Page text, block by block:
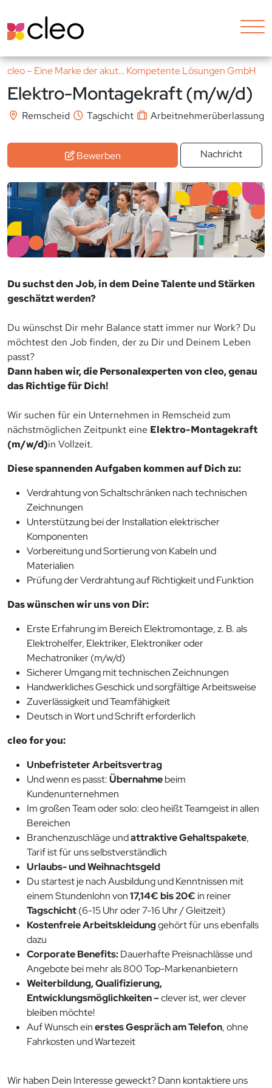
cleo – Eine Marke der akut… Kompetente Lösungen GmbH
Elektro-Montagekraft (m/w/d)
Remscheid Tagschicht Arbeitnehmerüberlassung
Bewerben Nachricht
Du suchst den Job, in dem Deine Talente und Stärken
geschätzt werden?
Du wünschst Dir mehr Balance statt immer nur Work? Du
möchtest den Job finden, der zu Dir und Deinem Leben
passt?
Dann haben wir, die Personalexperten von cleo, genau
das Richtige für Dich!
Wir suchen für ein Unternehmen in Remscheid zum
nächstmöglichen Zeitpunkt eine Elektro-Montagekraft
(m/w/d)in Vollzeit.
Diese spannenden Aufgaben kommen auf Dich zu:
Verdrahtung von Schaltschränken nach technischen
Zeichnungen
Unterstützung bei der Installation elektrischer
Komponenten
Vorbereitung und Sortierung von Kabeln und
Materialien
Prüfung der Verdrahtung auf Richtigkeit und Funktion
Das wünschen wir uns von Dir:
Erste Erfahrung im Bereich Elektromontage, z. B. als
Elektrohelfer, Elektriker, Elektroniker oder
Mechatroniker (m/w/d)
Sicherer Umgang mit technischen Zeichnungen
Handwerkliches Geschick und sorgfältige Arbeitsweise
Zuverlässigkeit und Teamfähigkeit
Deutsch in Wort und Schrift erforderlich
cleo for you:
Unbefristeter Arbeitsvertrag
Und wenn es passt:Übernahmebeim
Kundenunternehmen
Im großen Team oder solo: cleo heißt Teamgeist in allen
Bereichen
Branchenzuschläge undattraktive Gehaltspakete,
Tarif ist für uns selbstverständlich
Urlaubs- und Weihnachtsgeld
Du startest je nach Ausbildung und Kenntnissen mit
einem Stundenlohn von17,14€ bis 20€ in reiner
Tagschicht(6-15 Uhr oder 7-16 Uhr / Gleitzeit)
Kostenfreie Arbeitskleidunggehört für uns ebenfalls
dazu
Corporate Benefits:Dauerhafte Preisnachlässe und
Angebote bei mehr als 800 Top-Markenanbietern
Weiterbildung, Qualifizierung,
Entwicklungsmöglichkeiten –clever ist, wer clever
bleiben möchte!
Auf Wunsch einerstes Gespräch am Telefon, ohne
Fahrkosten und Wartezeit
Wir haben Dein Interesse geweckt? Dann kontaktiere uns